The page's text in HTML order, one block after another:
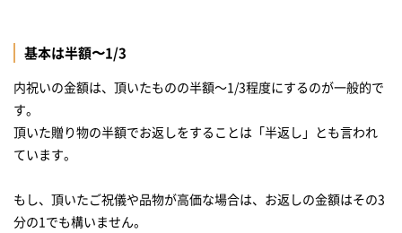
基本は半額〜1/3
内祝いの金額は、頂いたものの半額～1/3程度にするのが一般的で
す。
頂いた贈り物の半額でお返しをすることは「半返し」とも言われ
ています。
もし、頂いたご祝儀や品物が高価な場合は、お返しの金額はその3
分の1でも構いません。